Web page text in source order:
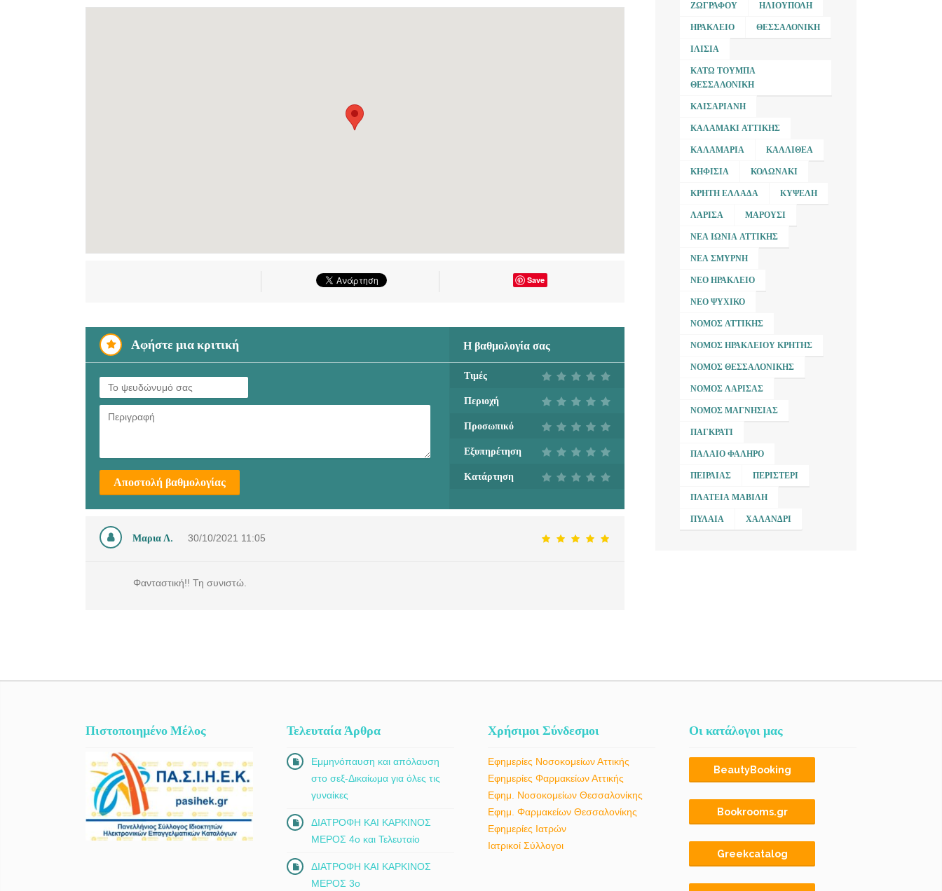
Save
Αφήστε μια κριτική Η βαθμολογία σας
Τιμές
Περιοχή
Προσωπικό
Εξυπηρέτηση
Κατάρτηση
Αποστολή βαθμολογίας
Μαρια Λ. 30/10/2021 11:05
Φανταστική!! Τη συνιστώ.
ΖΩΓΡΆΦΟΥ ΗΛΙΟΎΠΟΛΗ
ΗΡΆΚΛΕΙΟ ΘΕΣΣΑΛΟΝΊΚΗ
ΙΛΊΣΙΑ
ΚΆΤΩ ΤΟΎΜΠΑ
ΘΕΣΣΑΛΟΝΊΚΗ
ΚΑΙΣΑΡΙΑΝΉ
ΚΑΛΑΜΆΚΙ ΑΤΤΙΚΉΣ
ΚΑΛΑΜΑΡΙΆ ΚΑΛΛΙΘΈΑ
ΚΗΦΙΣΙΆ ΚΟΛΩΝΆΚΙ
ΚΡΉΤΗ ΕΛΛΆΔΑ ΚΥΨΈΛΗ
ΛΆΡΙΣΑ ΜΑΡΟΎΣΙ
ΝΈΑ ΙΩΝΊΑ ΑΤΤΙΚΉΣ
ΝΈΑ ΣΜΎΡΝΗ
ΝΈΟ ΗΡΆΚΛΕΙΟ
ΝΈΟ ΨΥΧΙΚΌ
ΝΟΜΌΣ ΑΤΤΙΚΉΣ
ΝΟΜΌΣ ΗΡΑΚΛΕΊΟΥ ΚΡΉΤΗΣ
ΝΟΜΌΣ ΘΕΣΣΑΛΟΝΊΚΗΣ
ΝΟΜΌΣ ΛΆΡΙΣΑΣ
ΝΟΜΌΣ ΜΑΓΝΗΣΊΑΣ
ΠΑΓΚΡΆΤΙ
ΠΑΛΑΙΌ ΦΆΛΗΡΟ
ΠΕΙΡΑΙΆΣ ΠΕΡΙΣΤΈΡΙ
ΠΛΑΤΕΊΑ ΜΑΒΊΛΗ
ΠΥΛΑΊΑ ΧΑΛΆΝΔΡΙ
Πιστοποιημένο Μέλος Τελευταία Άρθρα
Εμμηνόπαυση και απόλαυση
στο σεξ-Δικαίωμα για όλες τις
γυναίκες
ΔΙΑΤΡΟΦΗ ΚΑΙ ΚΑΡΚΙΝΟΣ
ΜΕΡΟΣ 4ο και Τελευταίο
ΔΙΑΤΡΟΦΗ ΚΑΙ ΚΑΡΚΙΝΟΣ
ΜΕΡΟΣ 3ο
Χρήσιμοι Σύνδεσμοι
Εφημερίες Νοσοκομείων Αττικής
Εφημερίες Φαρμακείων Αττικής
Εφημ. Νοσοκομείων Θεσσαλονίκης
Εφημ. Φαρμακείων Θεσσαλονίκης
Εφημερίες Ιατρών
Ιατρικοί Σύλλογοι
Οι κατάλογοι μας
BeautyBooking
Bookrooms.gr
Greekcatalog